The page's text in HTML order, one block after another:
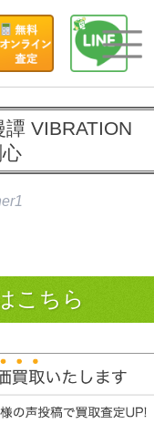
VIBRATION
こちら